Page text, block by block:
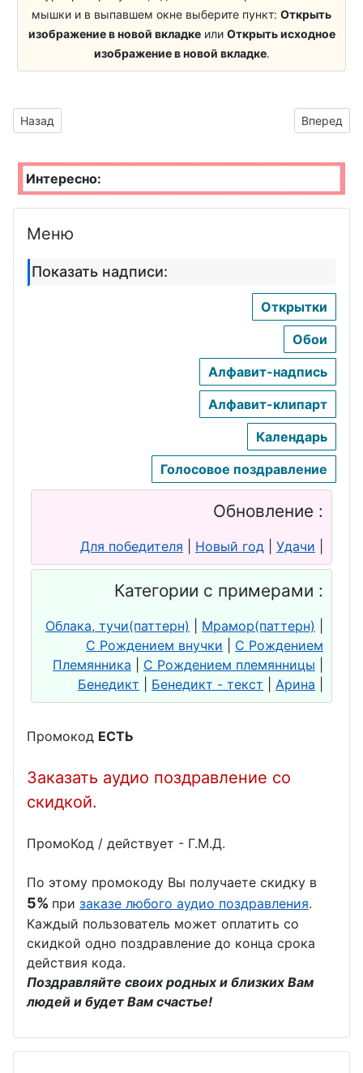
мышки и в выпавшем окне выберите пункт: Открыть
изображение в новой вкладкеили Открыть исходное
изображение в новой вкладке.
Предыдущий материал: домик для злых духов
Назад Вперед
Интересно:
Меню
Показать надписи:
Открытки
Обои
Алфавит-надпись
Алфавит-клипарт
Календарь
Голосовое поздравление
Обновление :
Для победителя Новый год Удачи
Категории с примерами :
Облака, тучи(паттерн) Мрамор(паттерн)
С Рождением внучки
С Рождением
Племянника
С Рождением племянницы
Бенедикт
Бенедикт - текст Арина
Промокод ЕСТЬ
Заказать аудио поздравление со
скидкой.
ПромоКод / действует - Г.М.Д.
По этому промокоду Вы получаете скидку в
5% при заказе любого аудио поздравления.
Каждый пользователь может оплатить со
скидкой одно поздравление до конца срока
действия кода.
Поздравляйте своих родных и близких Вам
людей и будет Вам счастье!